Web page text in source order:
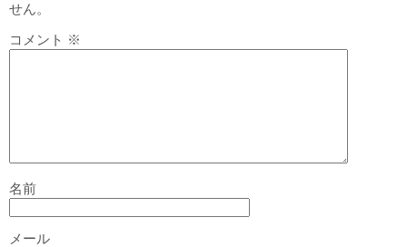
せん。
コメント ※
名前
メール